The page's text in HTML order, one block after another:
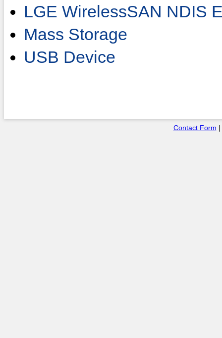
LGE WirelessSAN NDIS
Mass Storage
USB Device
Contact Form |